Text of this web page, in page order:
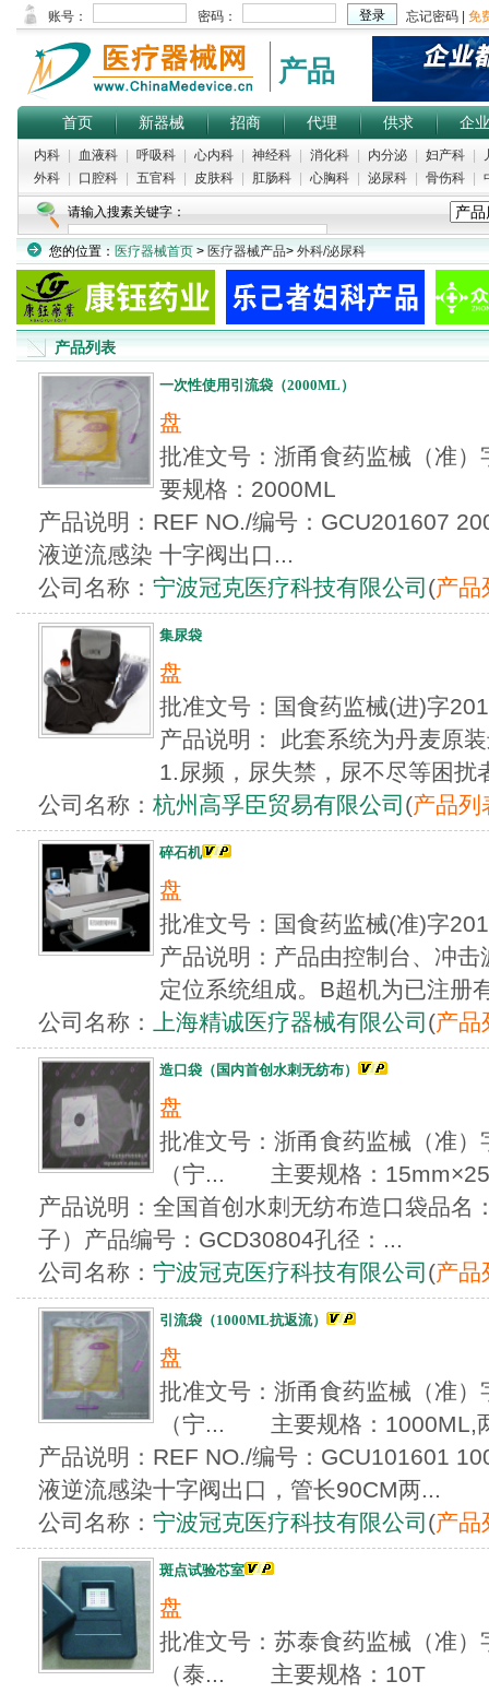
产品
首页 新器械 招商 代理 供求 企业
内科 血液科 呼吸科 心内科 神经科 消化科 内分泌 妇产科
外科
口腔科 五官科 皮肤科 肛肠科 心胸科 泌尿科 骨伤科
请输入搜素关键字：
热门搜索： 神经系统| 婴儿脐贴|人工鼻 |眼镜护理液
您的位置： 医疗器械首页 > 医疗器械产品> 外科/泌尿科
产品列表
一次性使用引流袋（2000ML）
盘
批准文号：浙甬食药监械（
要规格：2000ML
产品说明：REF NO./编号：GCU201607
液逆流感染 十字阀出口...
公司名称： 宁波冠克医疗科技有限公司 (产品
集尿袋
盘
批准文号：国食药监械(进)
产品说明： 此套系统为丹麦原
1.尿频，尿失禁，尿不尽等困扰
公司名称： 杭州高孚臣贸易有限公司 (产品列
碎石机
盘
批准文号：国食药监械(准)
产品说明：产品由控制台、冲
定位系统组成。B超机为已注册
公司名称：
上海精诚医疗器械有限公司 (产品
造口袋（国内首创水刺无纺布）
盘
批准文号：浙甬食药监械（准
（宁... 主要规格：
产品说明：全国首创水刺无纺布造口袋品名
子）产品编号：GCD30804孔径：...
公司名称： 宁波冠克医疗科技有限公司 (产品
引流袋（1000ML抗返流）
盘
批准文号：浙甬食药监械（准
（宁... 主要规格：1000ML,
产品说明：REF NO./编号：GCU101601
液逆流感染十字阀出口，管长90CM两...
公司名称： 宁波冠克医疗科技有限公司 (产品
斑点试验芯室
盘
批准文号：苏泰食药监械（准
（泰... 主要规格：10T